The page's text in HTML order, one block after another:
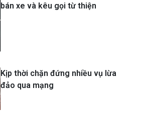
bán xe và kêu gọi từ thiện
Kịp thời chặn đứng nhiều vụ lừa
đảo qua mạng